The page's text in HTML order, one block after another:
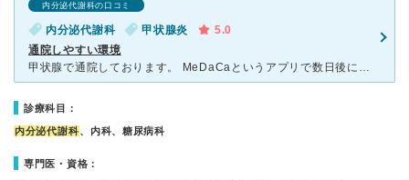
内分泌代謝科の口コミ
内分泌代謝科 甲状腺炎
5.0
通院しやすい環境
甲状腺で通院しております。 MeDaCaというアプリで数日後に血液検査結果を送って頂けるので、 わざわざ検査結果を聞きに行かなくてもよい、というのが本当に便利です。(他の病院で血液検査の結果を見せ
診療科目：
内分泌代謝科、内科、糖尿病科
専門医・資格：